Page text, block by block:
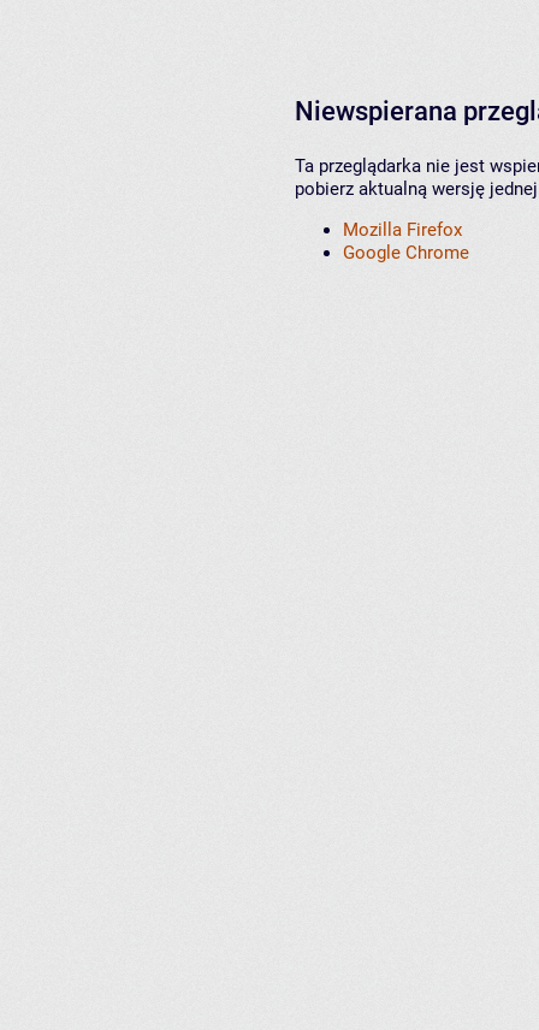
Niewspierana
Ta przeglądarka nie jest
pobierz aktualną wersję
Mozilla Firefox
Google Chrome